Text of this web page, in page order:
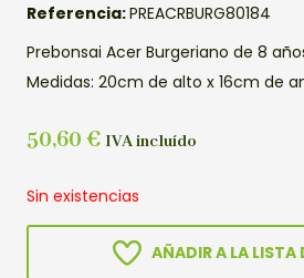
Referencia:PREACRBURG80184
Prebonsai Acer Burgeriano de 8
Medidas: 20cm de alto x 16cm de
50,60 € IVA incluído
Sin existencias
AÑADIR A LA LISTA